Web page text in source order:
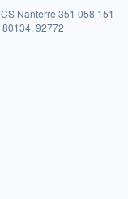
Nanterre 351 058 151
92772